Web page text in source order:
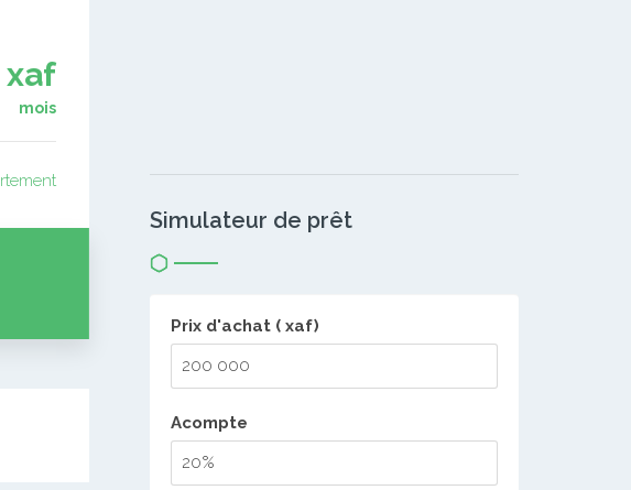
xaf
mois
Simulateur de prêt
Prix d'achat ( xaf)
Acompte